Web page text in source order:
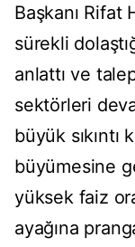
Başkanı Rifat
sürekli
anlattı ve
sektörleri
büyük
büyümesine
yüksek faiz
ayağına